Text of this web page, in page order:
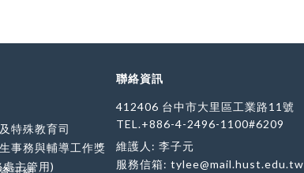
特殊教育司
事務與輔導工作獎
主管用)
聯絡資訊
412406 台中市大里區工業路11號
TEL.+886-4-2496-1100#6209
維護人: 李子元
服務信箱: tylee@mail.hust.edu.tw